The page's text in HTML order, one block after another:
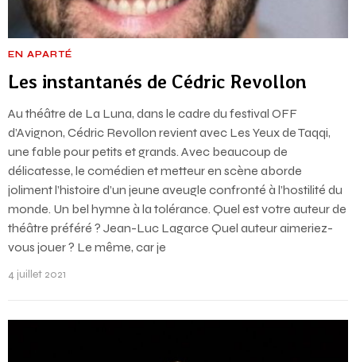
EN APARTÉ
Les instantanés de Cédric Revollon
Au théâtre de La Luna, dans le cadre du festival OFF
d’Avignon, Cédric Revollon revient avec Les Yeux de Taqqi,
une fable pour petits et grands. Avec beaucoup de
délicatesse, le comédien et metteur en scène aborde
joliment l’histoire d’un jeune aveugle confronté à l’hostilité du
monde. Un bel hymne à la tolérance. Quel est votre auteur de
théâtre préféré ? Jean-Luc Lagarce Quel auteur aimeriez-
vous jouer ? Le même, car je
4 juillet 2021